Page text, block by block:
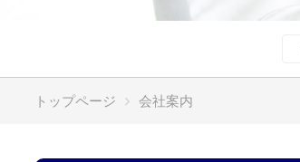
トップページ 会社案内